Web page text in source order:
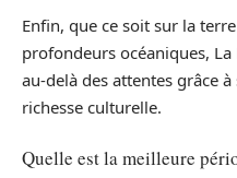
Enfin, que ce soit sur la
profondeurs océaniques,
au-delà des attentes grâce
richesse culturelle.
Quelle est la meilleure